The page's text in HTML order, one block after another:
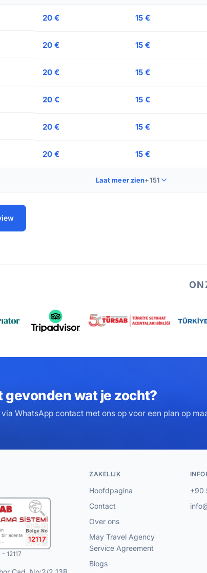
20 € 15 €
20 € 15 €
20 € 15 €
20 € 15 €
20 € 15 €
20 € 15 €
Laat meer zien+151
gevonden wat je zocht?
via WhatsApp contact met ons op voor een plan op
12117
12117
ZAKELIJK
Hoofdpagina
Contact
Over ons
May Travel Agency
Service Agreement
Blogs
+90